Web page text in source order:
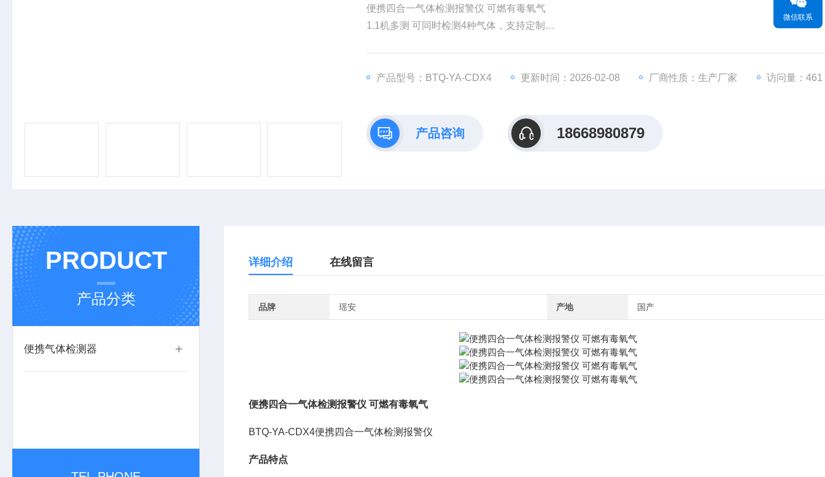
便携四合一气体检测报警仪 可燃有毒氧气
1.1机多测 可同时检测4种气体，支持定制
4.待机时间长2400mAh大容量电池，可连续使用10小时
产品型号：BTQ-YA-CDX4 更新时间：2026-02-08 厂商性质：生产厂家 访问量：461
产品咨询 18668980879
PRODUCT
产品分类
便携气体检测器
详细介绍 在线留言
品牌 瑶安 产地 国产
便携四合一气体检测报警仪 可燃有毒氧气
BTQ-YA-CDX4便携四合一气体检测报警仪
产品特点
微信联系